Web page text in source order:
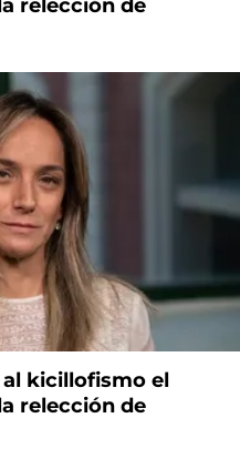
relección de
kicillofismo el
relección de